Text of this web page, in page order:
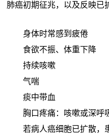
肺癌初期征兆，以及反映已
身体时常感到疲倦
食欲不振、体重下降
持续咳嗽
气喘
痰中带血
胸口疼痛：咳嗽或深呼
若病人癌细胞已扩散，